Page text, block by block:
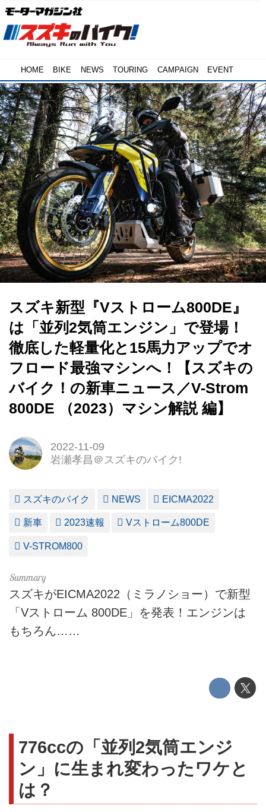
HOME BIKE NEWS TOURING CAMPAIGN EVENT
スズキ新型『Vストローム800DE』
は「並列2気筒エンジン」で登場！
徹底した軽量化と15馬力アップでオ
フロード最強マシンへ！【スズキの
バイク！の新車ニュース／V-Strom
800DE （2023）マシン解説 編】
2022-11-09
岩瀬孝昌＠スズキのバイク!
スズキのバイク NEWS EICMA2022
新車 2023速報 Vストローム800DE
V-STROM800
スズキがEICMA2022（ミラノショー）で新型
「Vストローム 800DE」を発表！エンジンは
もちろん……
776ccの「並列2気筒エンジ
ン」に生まれ変わったワケと
は？